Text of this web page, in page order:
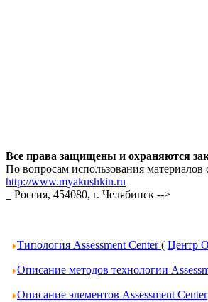
Все права защищены и охраняются
По вопросам использования материалов
http://www.myakushkin.ru
Россия, 454080, г. Челябинск -->
Типология Assessment Center( Центр
Описание методов технологии
Описание элементов Assessment Center